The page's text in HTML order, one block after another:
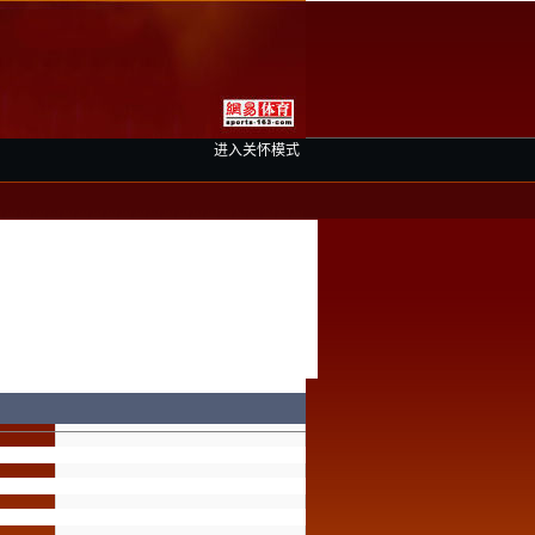
进入关怀模式